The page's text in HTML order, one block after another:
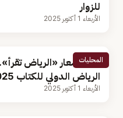
للزوار
الأربعاء 1 أكتوبر 2025
المحليات
تحت شعار «الرياض
الرياض الدولي للكتاب 2025 غدا
الأربعاء 1 أكتوبر 2025